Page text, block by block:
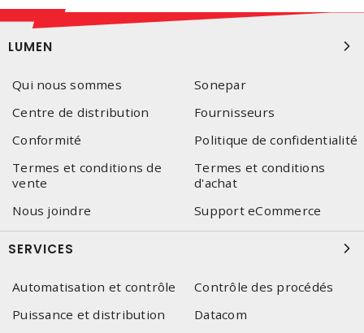
LUMEN
Qui nous sommes
Sonepar
Centre de distribution
Fournisseurs
Conformité
Politique de confidentialité
Termes et conditions de
vente
Termes et conditions
d'achat
Nous joindre
Support eCommerce
SERVICES
Automatisation et contrôle
Contrôle des procédés
Puissance et distribution
Datacom